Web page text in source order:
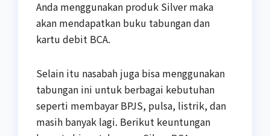
Anda menggunakan produk Silver maka
akan mendapatkan buku tabungan dan
kartu debit BCA.
Selain itu nasabah juga bisa menggunakan
tabungan ini untuk berbagai kebutuhan
seperti membayar BPJS, pulsa, listrik, dan
masih banyak lagi. Berikut keuntungan